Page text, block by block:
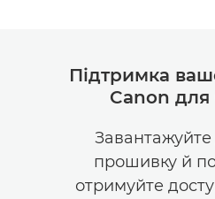
Підтримка
Canon для
прошивку й
отримуйте